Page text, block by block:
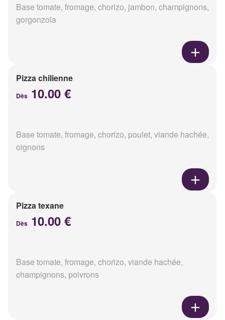
Base tomate, fromage, chorizo, jambon, champignons,
gorgonzola
Pizza chilienne
Dès 10.00 €
Base tomate, fromage, chorizo, poulet, viande hachée,
oignons
Pizza texane
Dès 10.00 €
Base tomate, fromage, chorizo, viande hachée,
champignons, poivrons